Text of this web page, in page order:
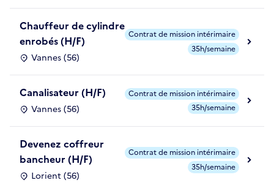
Chauffeur de cylindre
enrobés (H/F)
Vannes (56)
Contrat de mission intérimaire
35h/semaine
Canalisateur (H/F)
Vannes (56)
Contrat de mission intérimaire
35h/semaine
Devenez coffreur
bancheur (H/F)
Lorient (56)
Contrat de mission intérimaire
35h/semaine